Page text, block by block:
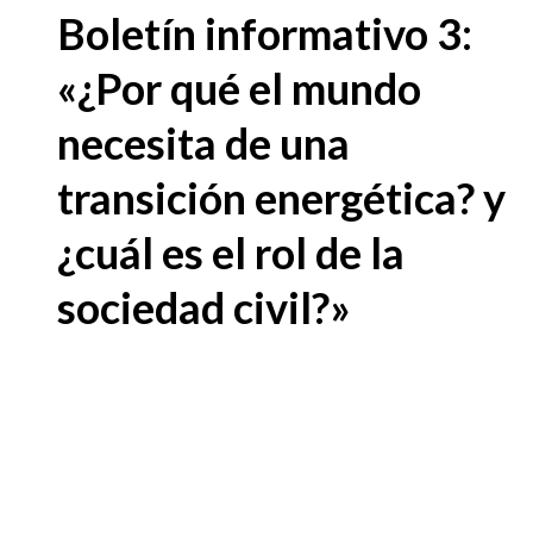
Boletín informativo 3:
«¿Por qué el mundo
necesita de una
transición energética? y
¿cuál es el rol de la
sociedad civil?»